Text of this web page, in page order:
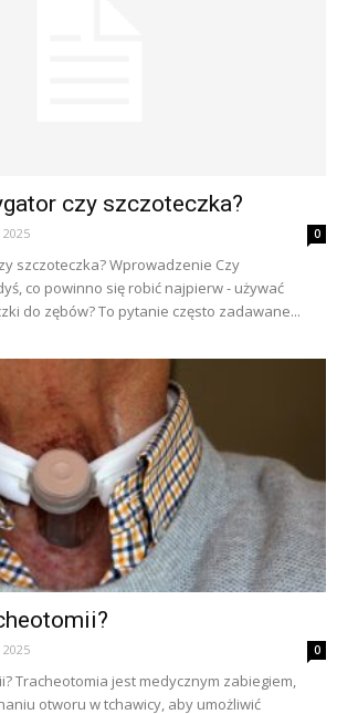
czy szczoteczka?
0
szczoteczka? Wprowadzenie Czy
co powinno się robić najpierw - używać
do zębów? To pytanie często zadawane...
0
Tracheotomia jest medycznym zabiegiem,
otworu w tchawicy, aby umożliwić